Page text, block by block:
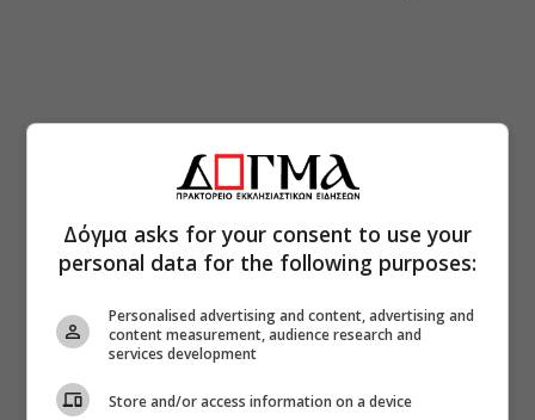
Δόγμα asks for your consent to use your
personal data for the following purposes:
Personalised advertising and content, advertising and
content measurement, audience research and
services development
Store and/or access information on a device